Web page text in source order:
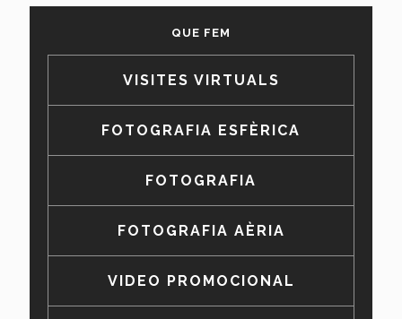
QUE FEM
VISITES VIRTUALS
FOTOGRAFIA ESFÈRICA
FOTOGRAFIA
FOTOGRAFIA AÈRIA
VIDEO PROMOCIONAL